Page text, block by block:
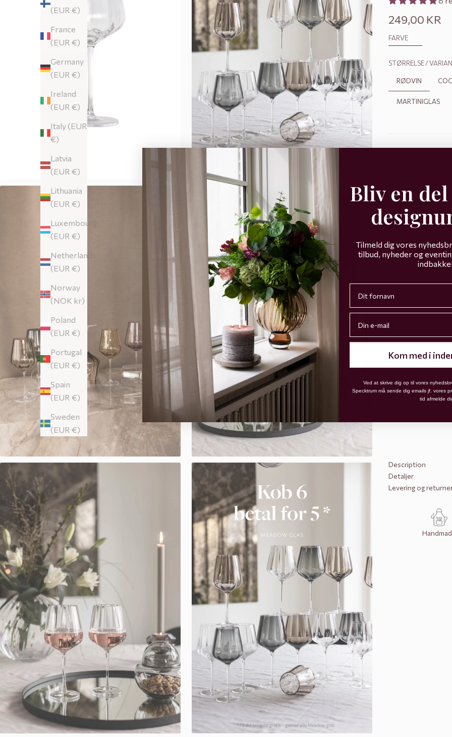
(EUR €)
France
(EUR €)
Germany
(EUR €)
Ireland
(EUR €)
Italy (EUR
€)
Latvia
(EUR €)
Lithuania
(EUR €)
Luxembourg
(EUR €)
Netherlands
(EUR €)
Norway
(NOK kr)
Poland
(EUR €)
Portugal
(EUR €)
Spain
(EUR €)
Sweden
(EUR €)
Sale price
249,00 KR
FARVE
STØRRELSE /
RØDVIN
MARTINIGLAS
Køb 6
Earn 249
Decrease
LEVERING
Description
Detaljer
Levering og
Bliv en
Tilmeld dig vores
tilbud, nyheder og
Kom med i
Ved at skrive dig op til vores
Specktrum må sende dig emails jf. vores
tid afmelde